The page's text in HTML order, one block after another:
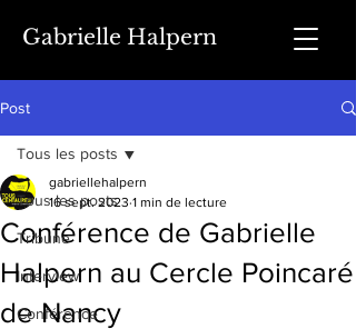
Gabrielle Halpern
Post
Tous les posts
Tribune
Interview
Conférence
Tous les posts
Conférence de Gabrielle
Halpern au Cercle Poincaré
de Nancy
gabriellehalpern
16 sept. 2023 1 min de lecture